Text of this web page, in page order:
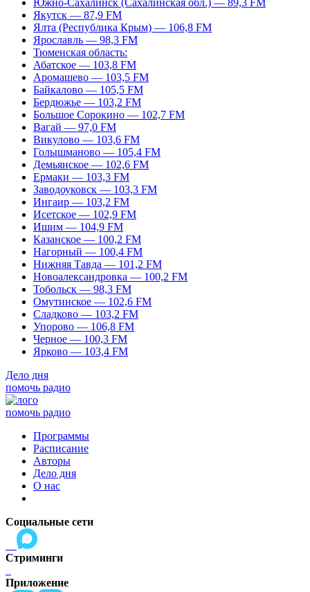
Южно-Сахалинск (Сахалинская обл.) — 89,3 FM
Якутск — 87,9 FM
Ялта (Республика Крым) — 106,8 FM
Ярославль — 98,3 FM
Тюменская область:
Абатское — 103,8 FM
Аромашево — 103,5 FM
Байкалово — 105,5 FM
Бердюжье — 103,2 FM
Большое Сорокино — 102,7 FM
Вагай — 97,0 FM
Викулово — 103,6 FM
Голышманово — 105,4 FM
Демьянское — 102,6 FM
Ермаки — 103,3 FM
Заводоуковск — 103,3 FM
Ингаир — 103,2 FM
Исетское — 102,9 FM
Ишим — 104,9 FM
Казанское — 100,2 FM
Нагорный — 100,4 FM
Нижняя Тавда — 101,2 FM
Новоалександровка — 100,2 FM
Тобольск — 98,3 FM
Омутинское — 102,6 FM
Сладково — 103,2 FM
Упорово — 106,8 FM
Черное — 100,3 FM
Ярково — 103,4 FM
Дело дня
помочь радио
помочь радио
Программы
Расписание
Авторы
Дело дня
О нас
Социальные сети
Стриминги
Приложение